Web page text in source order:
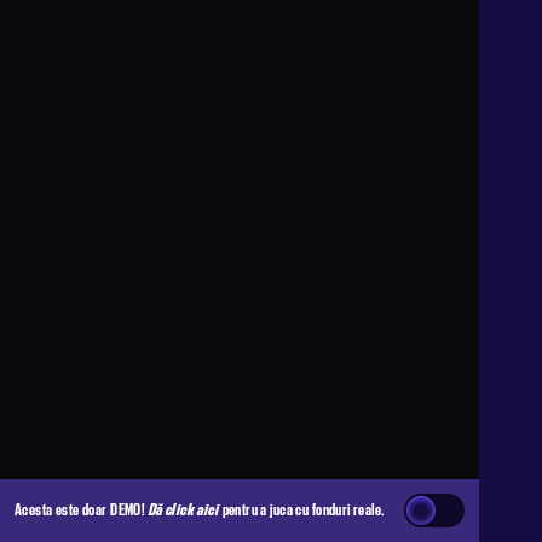
Acesta este doar DEMO!Dă click aicipentru a juca cu fonduri reale.